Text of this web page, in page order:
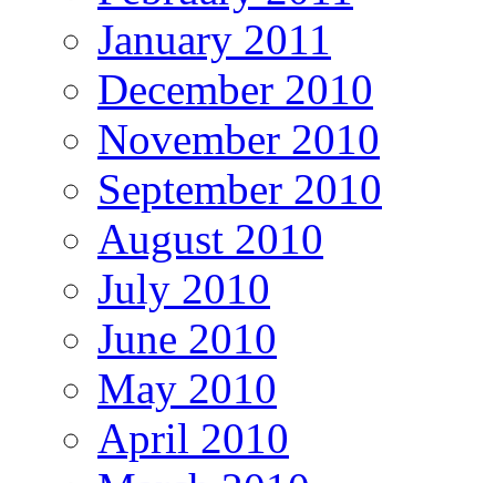
January 2011
December 2010
November 2010
September 2010
August 2010
July 2010
June 2010
May 2010
April 2010